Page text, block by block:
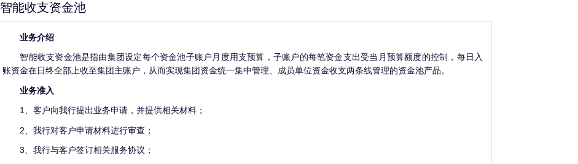
智能收支资金池
业务介绍
智能收支资金池是指由集团设定每个资金池子账户月度用支预算，子账户的每笔资金支出受当月预算额度的控制，每日入
账资金在日终全部上收至集团主账户，从而实现集团资金统一集中管理、成员单位资金收支两条线管理的资金池产品。
业务准入
1、客户向我行提出业务申请，并提供相关材料；
2、我行对客户申请材料进行审查；
3、我行与客户签订相关服务协议；